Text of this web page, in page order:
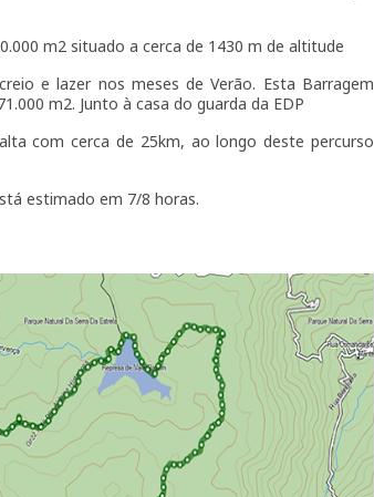
m2 situado a cerca de 1430 m de altitude
e lazer nos meses de Verão. Esta Barragem
m2. Junto à casa do guarda da EDP
com cerca de 25km, ao longo deste percurso
estimado em 7/8 horas.